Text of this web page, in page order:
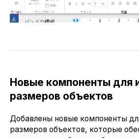
Новые компоненты для
размеров объектов
Добавлены новые компоненты
размеров объектов, которые